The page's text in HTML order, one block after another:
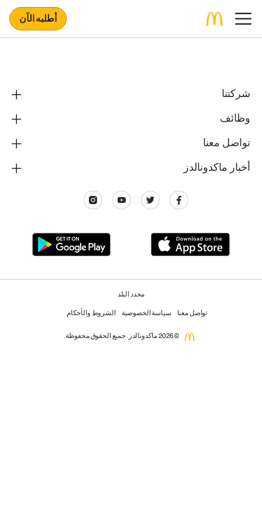
أطلبه الآن
شركتنا
وظائف
تواصل معنا
أخبار ماكدونالدز
محدد البلد
تواصل معنا سياسة الخصوصية الشروط والأحكام
© 2026 ماكدونالدز. جميع الحقوق محفوظة.